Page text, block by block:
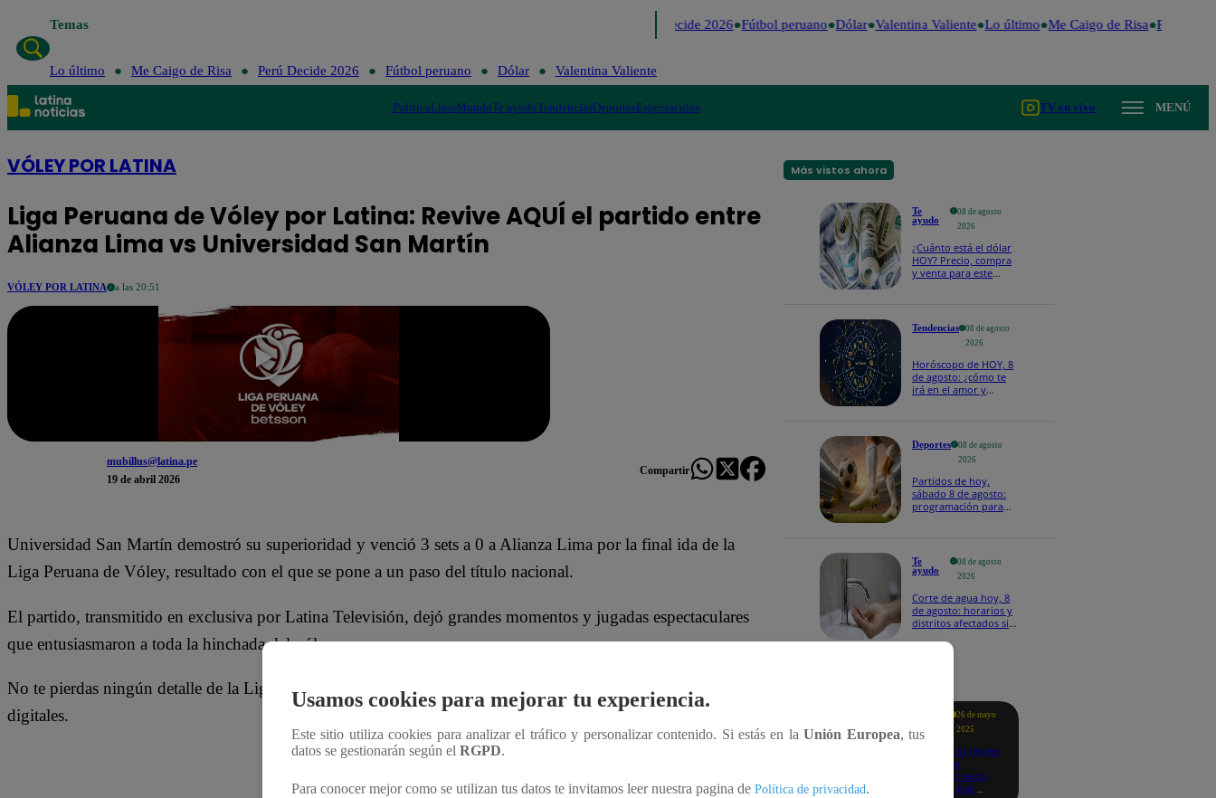
Temas Perú Decide 2026 Fútbol peruano Dólar Valentina Valiente Lo último Me Caigo de Risa Perú
Lo último Me Caigo de Risa Perú Decide 2026 Fútbol peruano Dólar Valentina Valiente
PolíticaLimaMundoTe ayudoTendenciasDeportesEspectáculos TV en vivo MENÚ
VÓLEY POR LATINA
Liga Peruana de Vóley por Latina: Revive AQUÍ el partido entre
Alianza Lima vs Universidad San Martín
VÓLEY POR LATINA a las 20:51
mubillus@latina.pe
19 de abril 2026
Compartir
Universidad San Martín demostró su superioridad y venció 3 sets a 0 a Alianza Lima por la final ida de la
Liga Peruana de Vóley, resultado con el que se pone a un paso del título nacional.
El partido, transmitido en exclusiva por Latina Televisión, dejó grandes momentos y jugadas espectaculares
que entusiasmaron a toda la hinchada del vóley peruano.
No te pierdas ningún detalle de la Liga Peruana de Vóley 2025, solo por Latina.pe y sus plataformas
digitales.
Más vistos ahora
Te
ayudo
08 de agosto
2026
¿Cuánto está el dólar
HOY? Precio, compra
y venta para este
Tendencias
08 de agosto
2026
Horóscopo de HOY, 8
de agosto: ¿cómo te
irá en el amor y
Deportes
08 de agosto
2026
Partidos de hoy,
sábado 8 de agosto:
programación para
Te
ayudo
08 de agosto
2026
Corte de agua hoy, 8
de agosto: horarios y
distritos afectados sin
26 de mayo
2025
Revisa si tienes
deudas
consultando
con tu DNI:
Usamos cookies para mejorar tu experiencia.
Este sitio utiliza cookies para analizar el tráfico y personalizar contenido. Si estás en laUnión Europea, tus
datos se gestionarán según el RGPD.
Para conocer mejor como se utilizan tus datos te invitamos leer nuestra pagina de Política de privacidad.